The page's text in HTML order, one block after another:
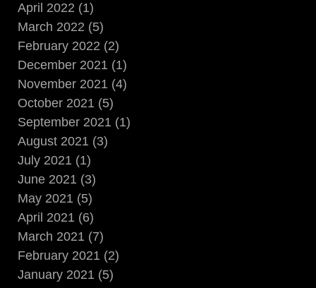
April 2022 (1)
March 2022 (5)
February 2022 (2)
December 2021 (1)
November 2021 (4)
October 2021 (5)
September 2021 (1)
August 2021 (3)
July 2021 (1)
June 2021 (3)
May 2021 (5)
April 2021 (6)
March 2021 (7)
February 2021 (2)
January 2021 (5)